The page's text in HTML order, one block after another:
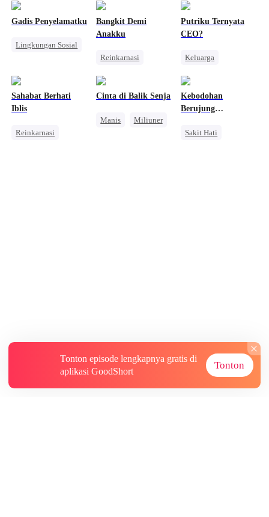
Gadis Penyelamatku
Lingkungan Sosial
Bangkit Demi
Anakku
Reinkarnasi
Putriku Ternyata
CEO?
Keluarga
Mencari Keluarga
Sahabat Berhati
Iblis
Reinkarnasi
Cinta di Balik Senja
Manis
Miliuner
Kebodohan
Berujung
Sakit Hati
Tonton episode lengkapnya gratis di
aplikasi GoodShort
Tonton